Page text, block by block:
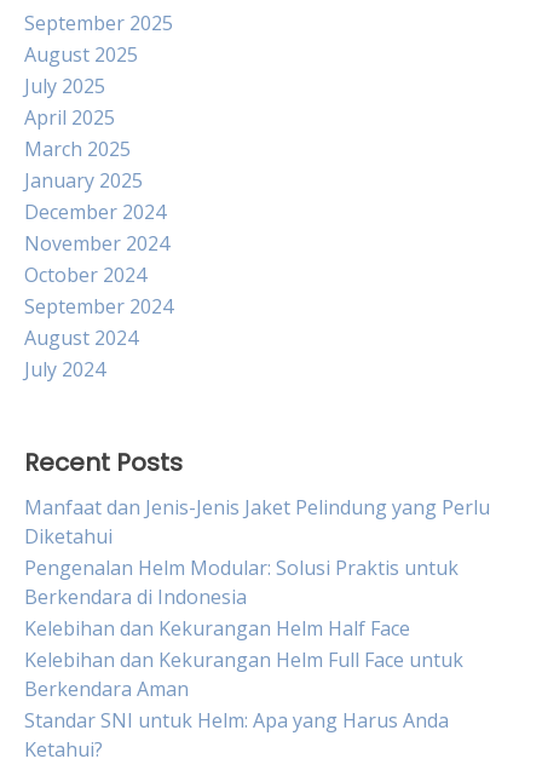
September 2025
August 2025
July 2025
April 2025
March 2025
January 2025
December 2024
November 2024
October 2024
September 2024
August 2024
July 2024
Recent Posts
Manfaat dan Jenis-Jenis Jaket Pelindung yang Perlu
Diketahui
Pengenalan Helm Modular: Solusi Praktis untuk
Berkendara di Indonesia
Kelebihan dan Kekurangan Helm Half Face
Kelebihan dan Kekurangan Helm Full Face untuk
Berkendara Aman
Standar SNI untuk Helm: Apa yang Harus Anda
Ketahui?